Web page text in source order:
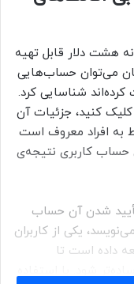
هشت دلار قابل تهیه
می‌توان حساب‌هایی
شناسایی کرد.
کنید، جزئیات آن
به افراد معروف است
کاربری نتیجه‌ی
شدن آن حساب
یکی از کاربران
تا